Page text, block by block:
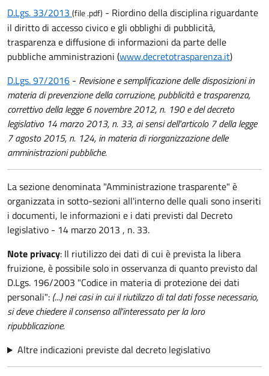
D.Lgs. 33/2013 (file .pdf) - Riordino della disciplina riguardante
il diritto di accesso civico e gli obblighi di pubblicità,
trasparenza e diffusione di informazioni da parte delle
pubbliche amministrazioni (www.decretotrasparenza.it)
D.Lgs. 97/2016 - Revisione e semplificazione delle disposizioni in
materia di prevenzione della corruzione, pubblicità e trasparenza,
correttivo della legge 6 novembre 2012, n. 190 e del decreto
legislativo 14 marzo 2013, n. 33, ai sensi dell'articolo 7 della legge
7 agosto 2015, n. 124, in materia di riorganizzazione delle
amministrazioni pubbliche.
La sezione denominata "Amministrazione trasparente" è
organizzata in sotto-sezioni all'interno delle quali sono inseriti
i documenti, le informazioni e i dati previsti dal Decreto
legislativo - 14 marzo 2013 , n. 33.
Note privacy: Il riutilizzo dei dati di cui è prevista la libera
fruizione, è possibile solo in osservanza di quanto previsto dal
D.Lgs. 196/2003 "Codice in materia di protezione dei dati
personali": (...) nei casi in cui il riutilizzo di tal dati fosse necessario,
si deve chiedere il consenso all'interessato per la loro
ripubblicazione.
Altre indicazioni previste dal decreto legislativo